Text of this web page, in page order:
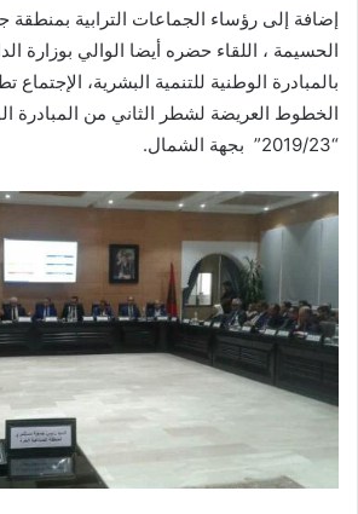
إضافة إلى رؤساء الجماعات الترابية
الحسيمة ، اللقاء حضره أيضا الوالي بوزارة
بالمبادرة الوطنية للتنمية البشرية، الإجتماع
الخطوط العريضة لشطر الثاني من المبادرة
“2019/23” بجهة الشمال.